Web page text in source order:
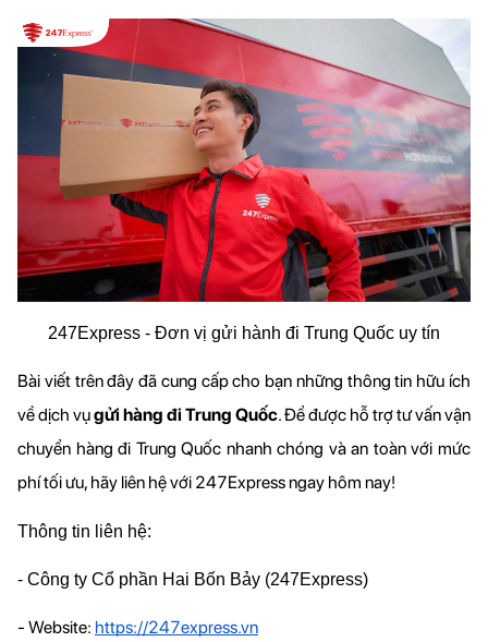
247Express - Đơn vị gửi hành đi Trung Quốc uy tín
Bài viết trên đây đã cung cấp cho bạn những thông tin hữu ích
về dịch vụ gửi hàng đi Trung Quốc. Để được hỗ trợ tư vấn vận
chuyển hàng đi Trung Quốc nhanh chóng và an toàn với mức
phí tối ưu, hãy liên hệ với 247Express ngay hôm nay!
Thông tin liên hệ:
- Công ty Cổ phần Hai Bốn Bảy (247Express)
- Website: https://247express.vn